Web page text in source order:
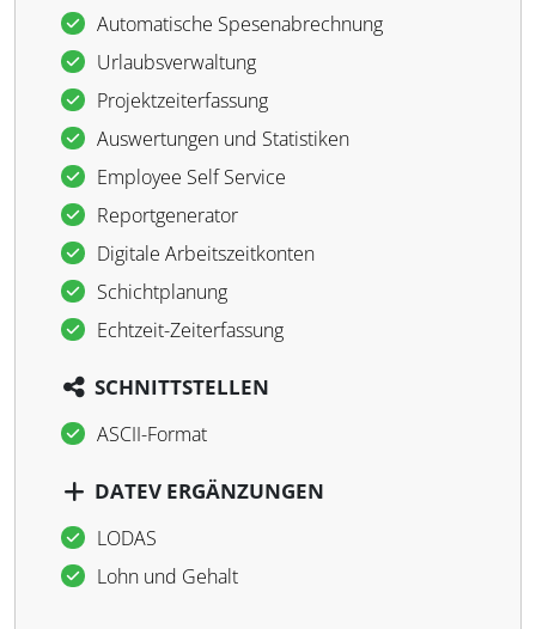
Automatische Spesenabrechnung
Urlaubsverwaltung
Projektzeiterfassung
Auswertungen und Statistiken
Employee Self Service
Reportgenerator
Digitale Arbeitszeitkonten
Schichtplanung
Echtzeit-Zeiterfassung
SCHNITTSTELLEN
ASCII-Format
DATEV ERGÄNZUNGEN
LODAS
Lohn und Gehalt